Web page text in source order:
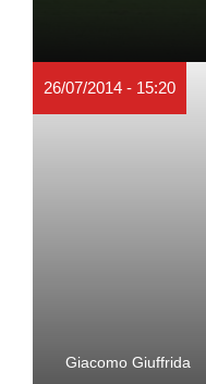
26/07/2014 - 15:20
Giacomo Giuffrida